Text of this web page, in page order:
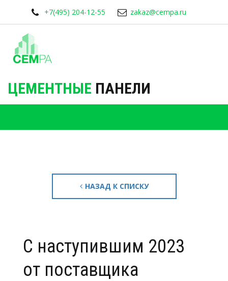
+7(495) 204-12-55 zakaz@cempa.ru
ЦЕМЕНТНЫЕ ПАНЕЛИ
НАЗАД К СПИСКУ
С наступившим 2023
от поставщика